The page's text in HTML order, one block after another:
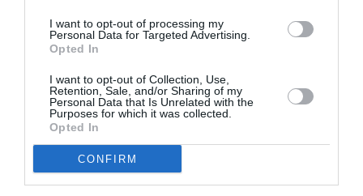
I want to opt-out of processing my
Personal Data for Targeted Advertising.
Opted In
I want to opt-out of Collection, Use,
Retention, Sale, and/or Sharing of my
Personal Data that Is Unrelated with the
Purposes for which it was collected.
Opted In
CONFIRM
LE 6 AOÛT 1909 DANS LE
CIEL : ROGER SOMMER
PERMET LE SACRE...